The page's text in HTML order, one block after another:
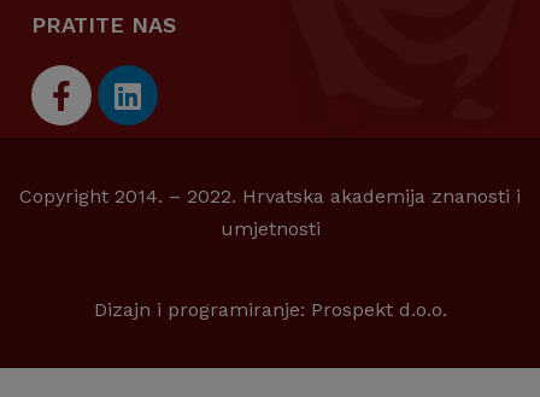
PRATITE NAS
Copyright 2014. – 2022. Hrvatska akademija znanosti i
umjetnosti
Dizajn i programiranje: Prospekt d.o.o.